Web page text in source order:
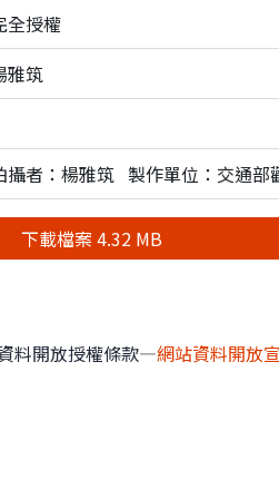
全授權
雅筑
攝者：楊雅筑 製作單位：交通部
下載檔案 4.32 MB
料開放授權條款—網站資料開放宣